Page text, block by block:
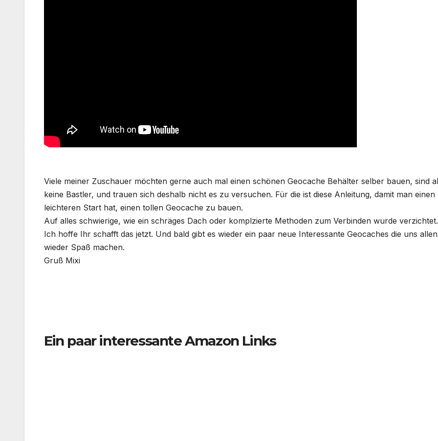
Viele meiner Zuschauer möchten gerne auch mal einen schönen Geocache Behälter selber bauen, sind
keine Bastler, und trauen sich deshalb nicht es zu versuchen. Für die ist diese Anleitung, damit man einen
leichteren Start hat, einen tollen Geocache zu bauen.
Auf alles schwierige, wie ein schräges Dach oder komplzierte Methoden zum Verbinden wurde verzichtet.
Ich hoffe Ihr schafft das jetzt. Und bald gibt es wieder ein paar neue Interessante Geocaches die uns allen
wieder Spaß machen.
Gruß Mixi
Ein paar interessante Amazon Links